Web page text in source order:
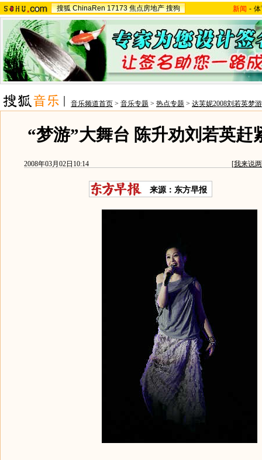
搜狐 ChinaRen 17173 焦点房地产 搜狗 新闻 -
音乐频道首页 > 音乐专题 > 热点专题 > 达芙妮2008刘若英梦
“梦游”大舞台 陈升劝刘若英赶
2008年03月02日10:14 [我来说
来源：东方早报